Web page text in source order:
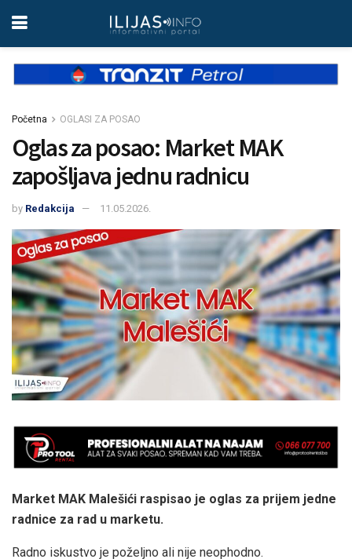
Početna OGLASI ZA POSAO
Oglas za posao: Market MAK
zapošljava jednu radnicu
by Redakcija 11.05.2026.
Market MAK Malešići raspisao je oglas za prijem jedne
radnice za rad u marketu.
Radno iskustvo je poželjno ali nije neophodno.